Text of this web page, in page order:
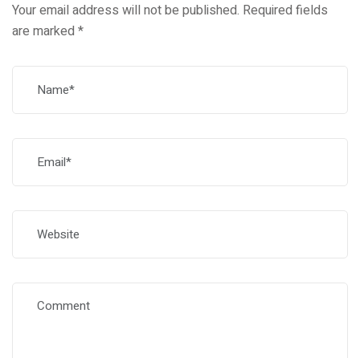
Your email address will not be published. Required fields
are marked *